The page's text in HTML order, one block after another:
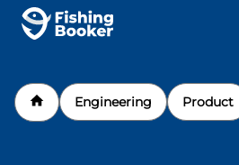
Engineering Product